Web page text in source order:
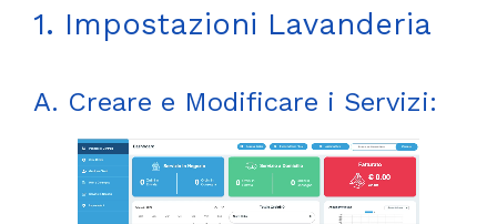
1. Impostazioni Lavanderia
A. Creare e Modificare i Servizi: